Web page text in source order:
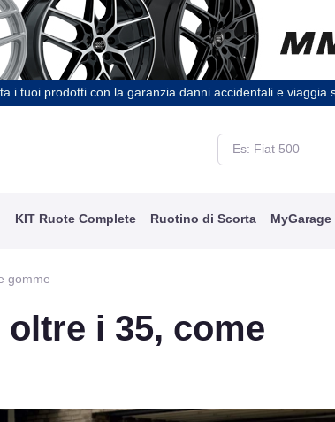
i tuoi prodotti con la garanzia danni accidentali e viaggia
KIT Ruote Complete Ruotino di Scorta MyGarage
gomme
i 35, come